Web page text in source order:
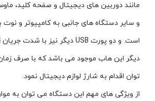
مانند دوربین های دیجیتال و صفحه کلید،
و سایر دستگاه های جانبی به کامپیوتر و
دیگر این هاب موجود می باشد که با صرف
توان اقدام به شارژ لوازم دیجیتال نمود.
از ویژگی های مهم این دستگاه می توان به